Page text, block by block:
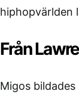
hiphopvärlden
Från
Migos